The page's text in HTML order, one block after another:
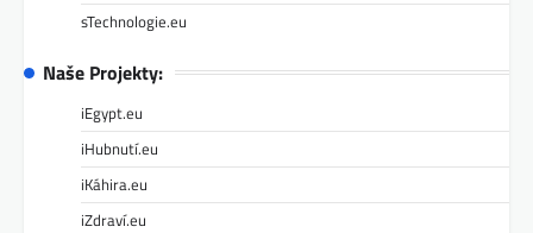
sTechnologie.eu
Naše Projekty:
iEgypt.eu
iHubnutí.eu
iKáhira.eu
iZdraví.eu